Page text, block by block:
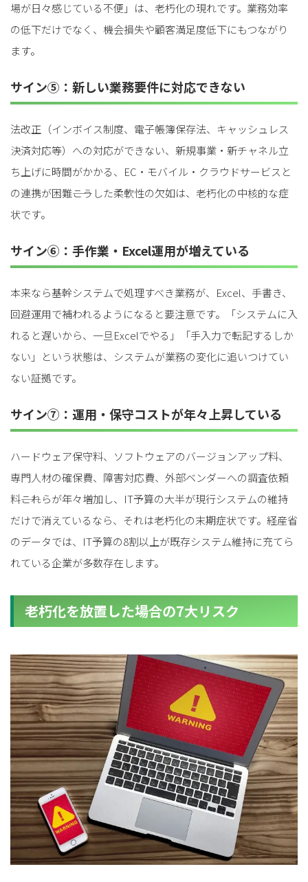
場が日々感じている不便」は、老朽化の現れです。業務効率
の低下だけでなく、機会損失や顧客満足度低下にもつながり
ます。
サイン⑤：新しい業務要件に対応できない
法改正（インボイス制度、電子帳簿保存法、キャッシュレス
決済対応等）への対応ができない、新規事業・新チャネル立
ち上げに時間がかかる、EC・モバイル・クラウドサービスと
の連携が困難――こうした柔軟性の欠如は、老朽化の中核的な症
状です。
サイン⑥：手作業・Excel運用が増えている
本来なら基幹システムで処理すべき業務が、Excel、手書き、
回避運用で補われるようになると要注意です。「システムに入
れると遅いから、一旦Excelでやる」「手入力で転記するしか
ない」という状態は、システムが業務の変化に追いつけてい
ない証拠です。
サイン⑦：運用・保守コストが年々上昇している
ハードウェア保守料、ソフトウェアのバージョンアップ料、
専門人材の確保費、障害対応費、外部ベンダーへの調査依頼
料――これらが年々増加し、IT予算の大半が現行システムの維持
だけで消えているなら、それは老朽化の末期症状です。経産省
のデータでは、IT予算の8割以上が既存システム維持に充てら
れている企業が多数存在します。
老朽化を放置した場合の7大リスク